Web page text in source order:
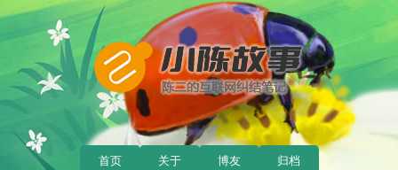
首页 关于 博友 归档